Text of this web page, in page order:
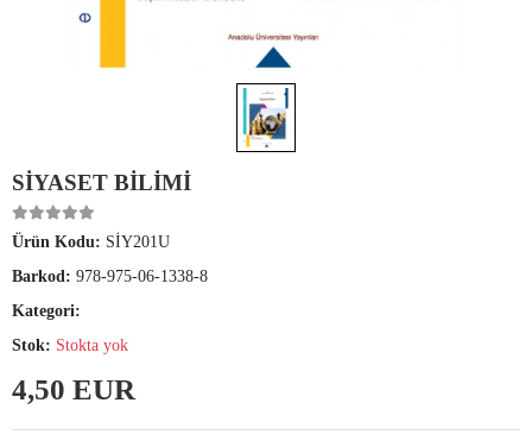
SİYASET BİLİMİ
Ürün Kodu: SİY201U
Barkod: 978-975-06-1338-8
Kategori:
Stok: Stokta yok
4,50 EUR